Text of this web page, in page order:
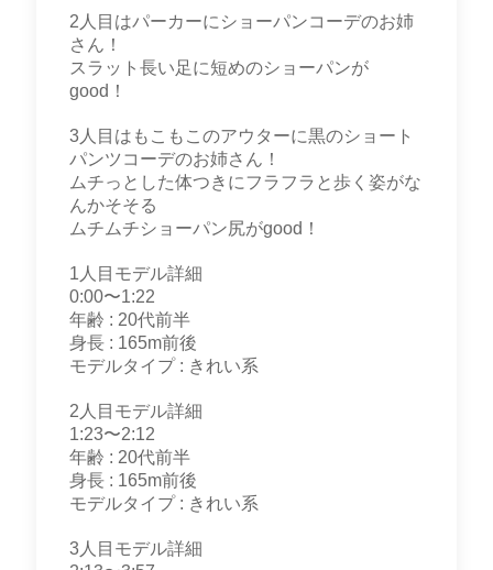
2人目はパーカーにショーパンコーデのお姉
さん！
スラット長い足に短めのショーパンが
good！
3人目はもこもこのアウターに黒のショート
パンツコーデのお姉さん！
ムチっとした体つきにフラフラと歩く姿がな
んかそそる
ムチムチショーパン尻がgood！
1人目モデル詳細
0:00〜1:22
年齢 : 20代前半
身長 : 165m前後
モデルタイプ : きれい系
2人目モデル詳細
1:23〜2:12
年齢 : 20代前半
身長 : 165m前後
モデルタイプ : きれい系
3人目モデル詳細